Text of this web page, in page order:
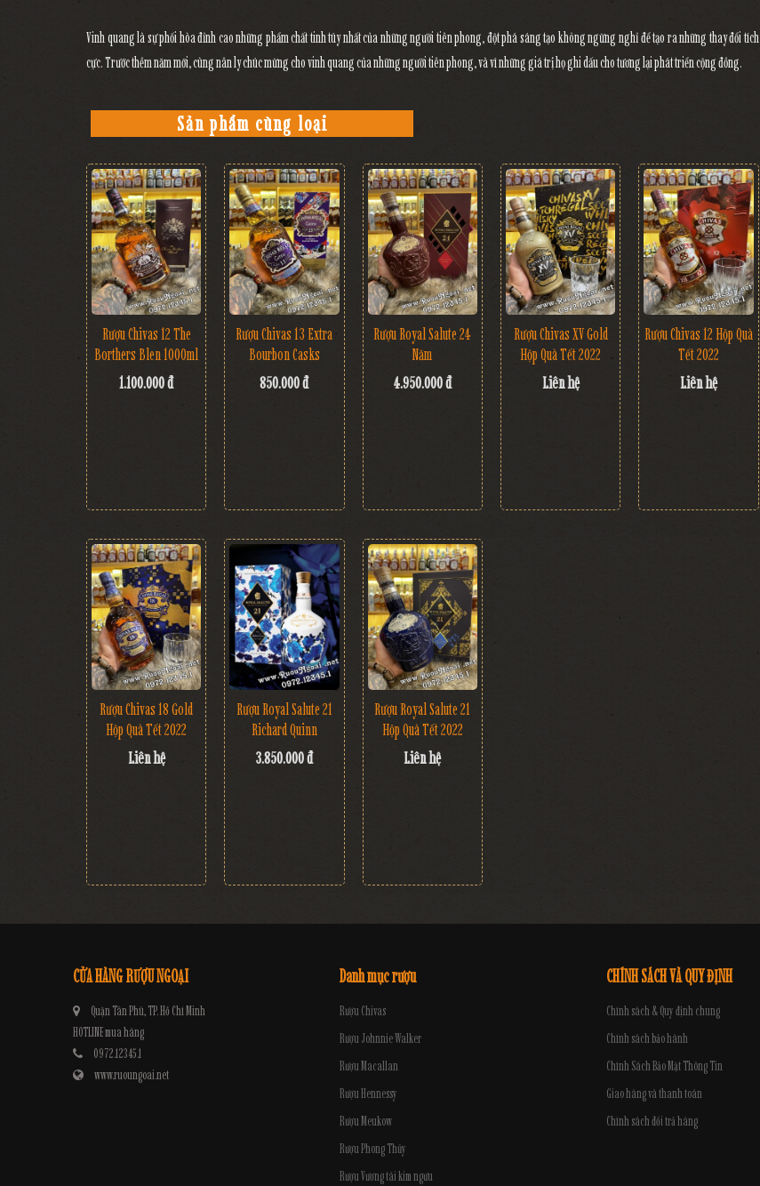
Vinh quang là sự phối hòa đỉnh cao những phẩm chất tinh túy nhất của những người tiên phong, đột phá sáng tạo không ngừng nghỉ để tạo ra những thay đổi tích
cực. Trước thềm năm mới, cùng nân ly chúc mừng cho vinh quang của những người tiên phong, và vì những giá trị họ ghi dấu cho tương lại phát triển cộng đồng.
Sản phẩm cùng loại
Rượu Chivas 12 The
Borthers Blen 1000ml
1.100.000 đ
Rượu Chivas 13 Extra
Bourbon Casks
850.000 đ
Rượu Royal Salute 24
Năm
4.950.000 đ
Rượu Chivas XV Gold
Hộp Quà Tết 2022
Liên hệ
Rượu Chivas 12 Hộp Quà
Tết 2022
Liên hệ
Rượu Chivas 18 Gold
Hộp Quà Tết 2022
Liên hệ
Rượu Royal Salute 21
Richard Quinn
3.850.000 đ
Rượu Royal Salute 21
Hộp Quà Tết 2022
Liên hệ
CỬA HÀNG RƯỢU NGOẠI
Quận Tân Phú, TP. Hồ Chí Minh
HOTLINE mua hàng
0972.12345.1
www.ruoungoai.net
Danh mục rượu
Rượu Chivas
Rượu Johnnie Walker
Rượu Macallan
Rượu Hennessy
Rượu Meukow
Rượu Phong Thủy
Rượu Vương tài kim ngưu
CHÍNH SÁCH VÀ QUY ĐỊNH
Chính sách & Quy định chung
Chính sách bảo hành
Chính Sách Bảo Mật Thông Tin
Giao hàng và thanh toán
Chính sách đổi trả hàng